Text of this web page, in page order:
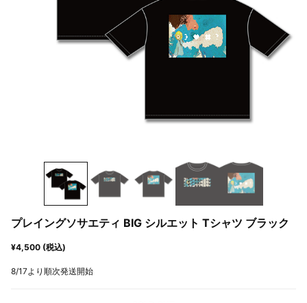
プレイングソサエティ BIG シルエット Tシャツ ブラック
¥4,500 (税込)
8/17より順次発送開始